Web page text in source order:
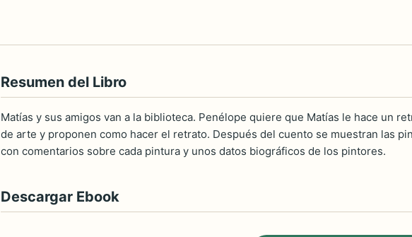
Resumen del Libro
Matías y sus amigos van a la biblioteca. Penélope quiere que Matías le hace un
de arte y proponen como hacer el retrato. Después del cuento se muestran las
con comentarios sobre cada pintura y unos datos biográficos de los pintores.
Descargar Ebook